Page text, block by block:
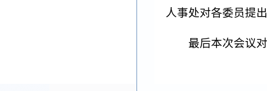
人事处对各委员提
最后本次会议